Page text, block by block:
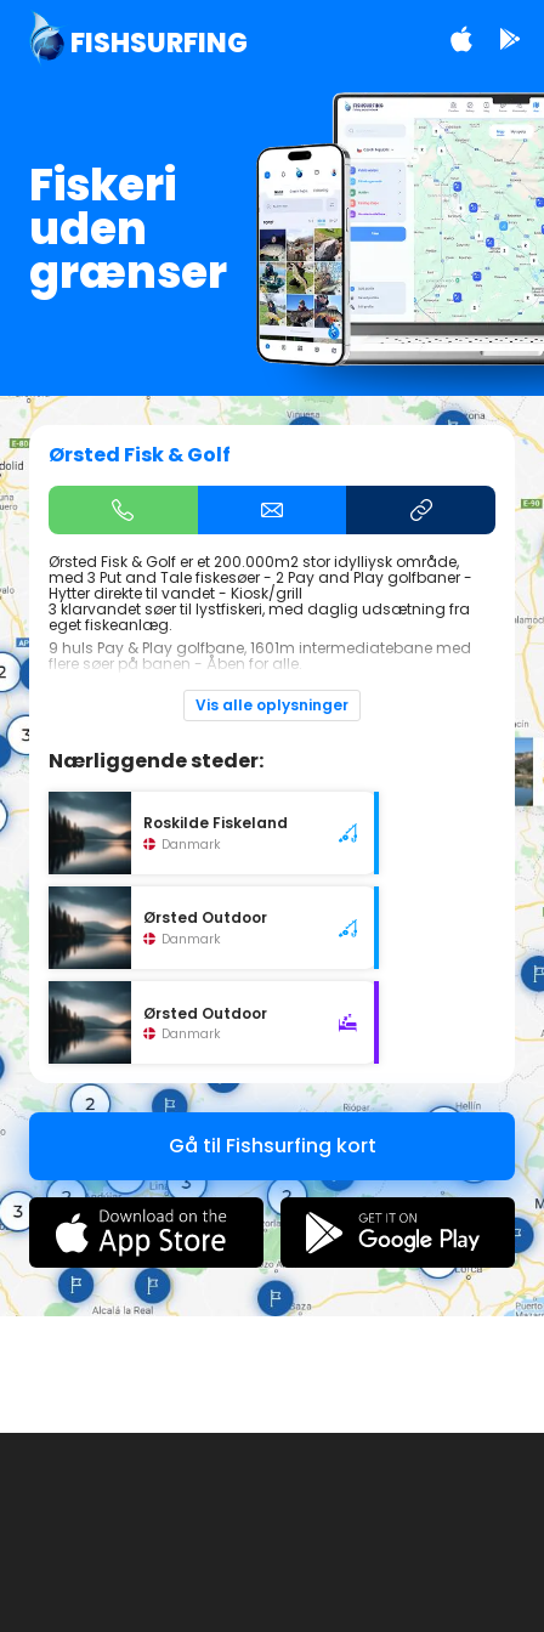
FISHSURFING
Fiskeri
uden
grænser
Ørsted Fisk & Golf
Ørsted Fisk & Golf er et 200.000m2 stor idylliysk område,
med 3 Put and Tale fiskesøer - 2 Pay and Play golfbaner -
Hytter direkte til vandet - Kiosk/grill
3 klarvandet søer til lystfiskeri, med daglig udsætning fra
eget fiskeanlæg.
9 huls Pay & Play golfbane, 1601m intermediatebane med
flere søer på banen - Åben for alle.
Campingplads med hytter direkte til søen, enkelte med egen
Butik med salg og udlejning af golf og fiskeudstyr.
Kiosk/gill med salg og mad, drikkevare, is og slik - samt
masser fiskegrej og golfudstyr.
Vis alle oplysninger
Nærliggende steder:
Roskilde Fiskeland
Danmark
Ørsted Outdoor
Danmark
Ørsted Outdoor
Danmark
Gå til Fishsurfing kort